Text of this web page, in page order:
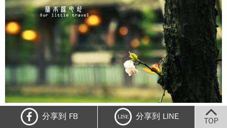
分享到 FB LINE 分享到 LINE TOP